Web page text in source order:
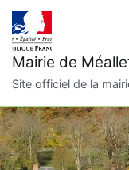
Aller
contenu
Mairie de
Site officiel de la